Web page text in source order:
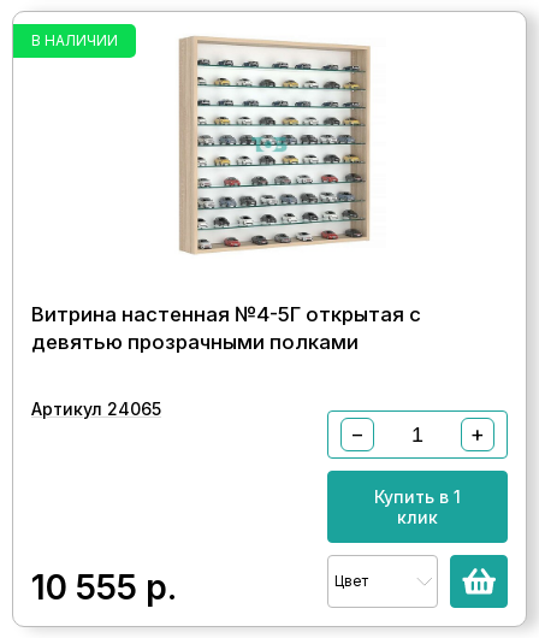
В НАЛИЧИИ
Витрина настенная №4-5Г открытая с
девятью прозрачными полками
Артикул 24065
10 555 р.
− +
Купить в 1
клик
Цвет